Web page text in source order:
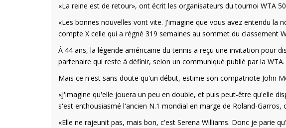
«La reine est de retour», ont écrit les organisateurs du tournoi WTA
«Les bonnes nouvelles vont vite. J'imagine que vous avez entendu la
compte X celle qui a régné 319 semaines au sommet du classement
À 44 ans, la légende américaine du tennis a reçu une invitation pour
partenaire qui reste à définir, selon un communiqué publié par la WTA.
Mais ce n'est sans doute qu'un début, estime son compatriote John
«J'imagine qu'elle jouera un peu en double, et puis peut-être qu'elle
s'est enthousiasmé l'ancien N.1 mondial en marge de Roland-Garros,
«Elle ne rajeunit pas, mais bon, c'est Serena Williams. Donc je parie